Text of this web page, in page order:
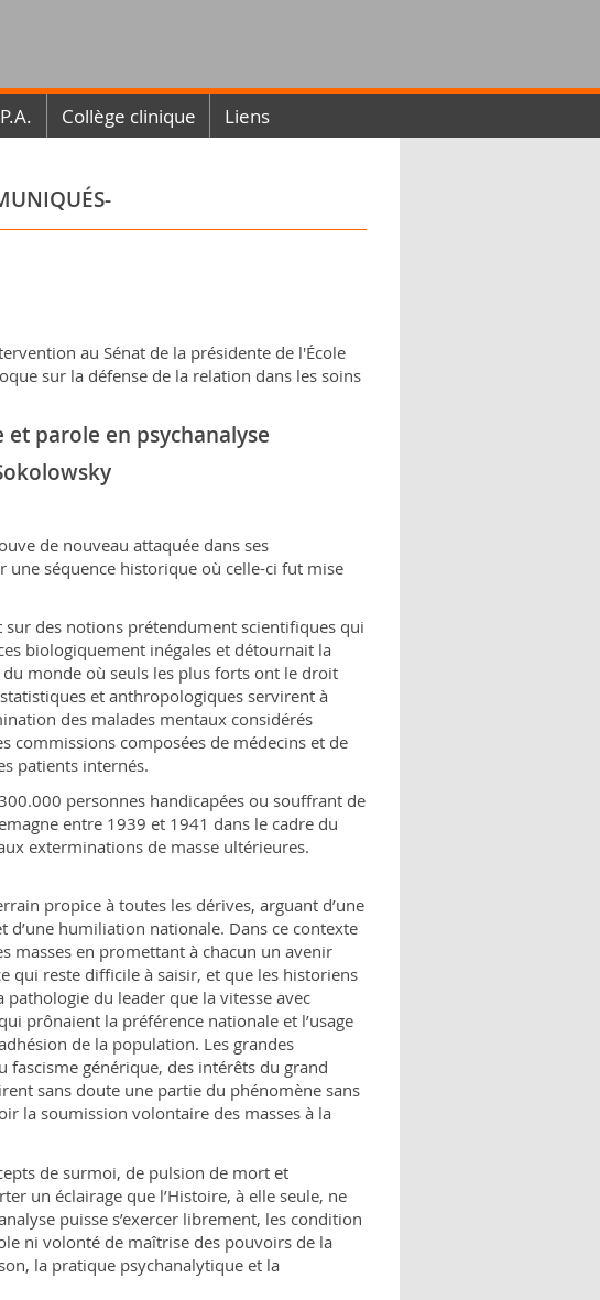
Collège clinique Liens
au Sénat de la présidente de l'École
sur la défense de la relation dans les soins
parole en psychanalyse
de nouveau attaquée dans ses
une séquence historique où celle-ci fut mise
sur des notions prétendument scientifiques qui
biologiquement inégales et détournait la
monde où seuls les plus forts ont le droit
et anthropologiques servirent à
des malades mentaux considérés
commissions composées de médecins et de
patients internés.
personnes handicapées ou souffrant de
entre 1939 et 1941 dans le cadre du
exterminations de masse ultérieures.
propice à toutes les dérives, arguant d’une
d’une humiliation nationale. Dans ce contexte
masses en promettant à chacun un avenir
qui reste difficile à saisir, et que les historiens
pathologie du leader que la vitesse avec
prônaient la préférence nationale et l’usage
de la population. Les grandes
fascisme générique, des intérêts du grand
sans doute une partie du phénomène sans
la soumission volontaire des masses à la
de surmoi, de pulsion de mort et
un éclairage que l’Histoire, à elle seule, ne
puisse s’exercer librement, les condition
ni volonté de maîtrise des pouvoirs de la
la pratique psychanalytique et la